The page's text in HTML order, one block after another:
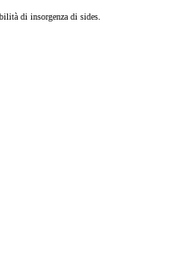
di insorgenza di sides.